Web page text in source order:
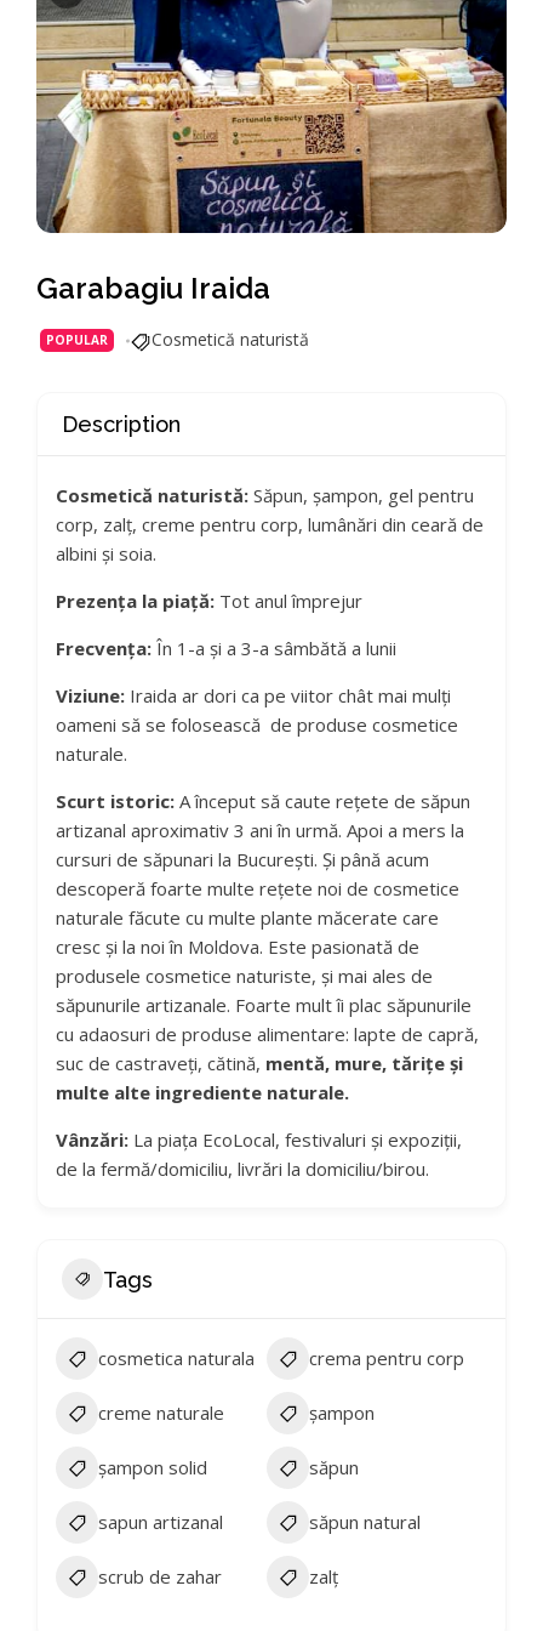
Garabagiu Iraida
POPULAR Cosmetică naturistă
Description
Cosmetică naturistă: Săpun, șampon, gel pentru
corp, zalț, creme pentru corp, lumânări din ceară de
albini și soia.
Prezența la piață: Tot anul împrejur
Frecvența: În 1-a și a 3-a sâmbătă a lunii
Viziune: Iraida ar dori ca pe viitor chât mai mulți
oameni să se folosească de produse cosmetice
naturale.
Scurt istoric: A început să caute rețete de săpun
artizanal aproximativ 3 ani în urmă. Apoi a mers la
cursuri de săpunari la București. Și până acum
descoperă foarte multe rețete noi de cosmetice
naturale făcute cu multe plante măcerate care
cresc și la noi în Moldova. Este pasionată de
produsele cosmetice naturiste, și mai ales de
săpunurile artizanale. Foarte mult îi plac săpunurile
cu adaosuri de produse alimentare: lapte de capră,
suc de castraveți, cătină, mentă, mure, tărițe și
multe alte ingrediente naturale.
Vânzări: La piața EcoLocal, festivaluri și expoziții,
de la fermă/domiciliu, livrări la domiciliu/birou.
Tags
cosmetica naturala crema pentru corp
creme naturale șampon
șampon solid săpun
sapun artizanal săpun natural
scrub de zahar zalț